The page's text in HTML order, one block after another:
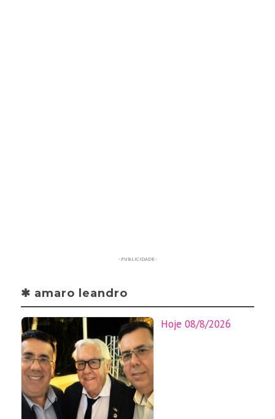
- PUBLICIDADE -
✱ amaro leandro
Hoje 08/8/2026